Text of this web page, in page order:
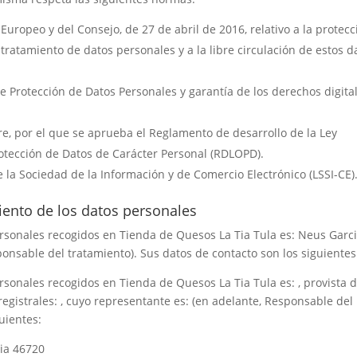
y del Consejo, de 27 de abril de 2016, relativo a la
de datos personales y a la libre circulación de estos
Protección de Datos Personales y garantía de los derechos
por el que se aprueba el Reglamento de desarrollo de la Ley
de Datos de Carácter Personal (RDLOPD).
Sociedad de la Información y de Comercio Electrónico (LSSI-
de los datos personales
recogidos enTienda de Quesos La Tia Tula es: Neus
del tratamiento). Sus datos de contacto son los
recogidos enTienda de Quesos La Tia Tula es: , provista
, cuyo representante es: (en adelante, Responsable del
46720